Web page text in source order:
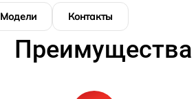
Модели Контакты
Преимущества